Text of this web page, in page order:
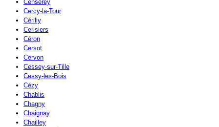
Censerey
Cercy-la-Tour
Cérilly
Cerisiers
Céron
Cersot
Cervon
Cessey-sur-Tille
Cessy-les-Bois
Cézy
Chablis
Chagny
Chaignay
Chailley